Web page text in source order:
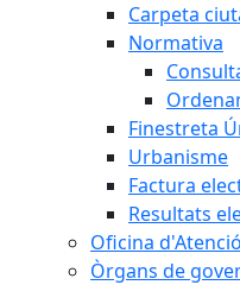
Carpeta
Normativa
Finestreta
Urbanisme
Factura
Resultats
Oficina
Òrgans de